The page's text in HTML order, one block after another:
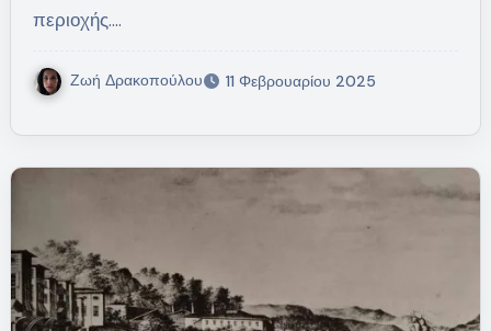
περιοχής.…
Ζωή Δρακοπούλου 11 Φεβρουαρίου 2025